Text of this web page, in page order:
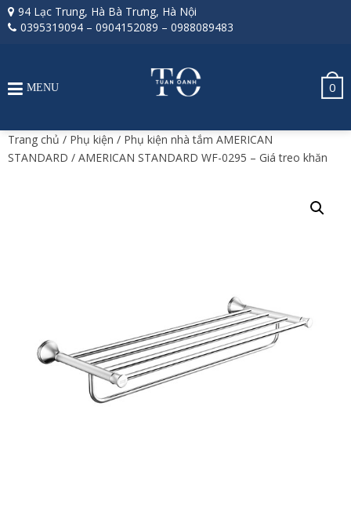
94 Lạc Trung, Hà Bà Trưng, Hà Nội
0395319094 – 0904152089 – 0988089483
0
MENU
Trang chủ / Phụ kiện / Phụ kiện nhà tắm AMERICAN
STANDARD / AMERICAN STANDARD WF-0295 – Giá treo khăn